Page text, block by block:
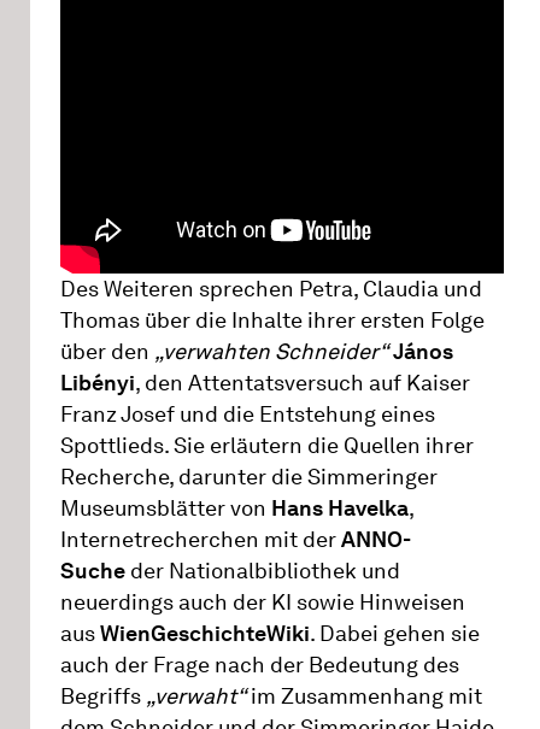
Des Weiteren sprechen Petra, Claudia und
Thomas über die Inhalte ihrer ersten Folge
über den „verwahten Schneider“János
Libényi, den Attentatsversuch auf Kaiser
Franz Josef und die Entstehung eines
Spottlieds. Sie erläutern die Quellen ihrer
Recherche, darunter die Simmeringer
Museumsblätter von Hans Havelka,
Internetrecherchen mit derANNO-
Suche der Nationalbibliothek und
neuerdings auch der KI sowie Hinweisen
ausWienGeschichteWiki. Dabei gehen sie
auch der Frage nach der Bedeutung des
Begriffs „verwaht“im Zusammenhang mit